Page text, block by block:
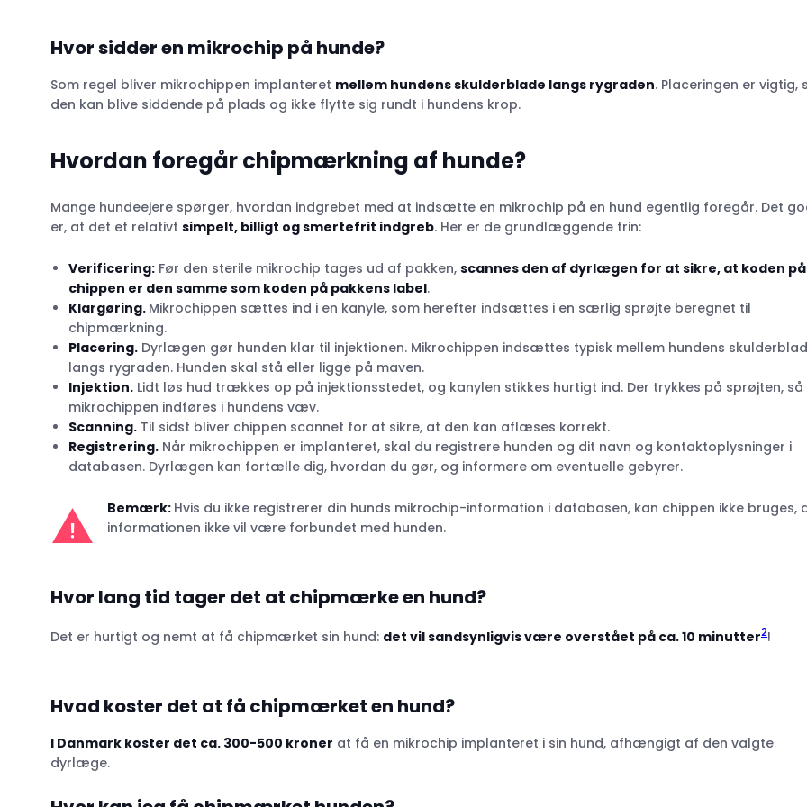
Hvor sidder en mikrochip på hunde?
Som regel bliver mikrochippen implanteret mellem hundens skulderblade langs rygraden. Placeringen er vigtig,
den kan blive siddende på plads og ikke flytte sig rundt i hundens krop.
Hvordan foregår chipmærkning af hunde?
Mange hundeejere spørger, hvordan indgrebet med at indsætte en mikrochip på en hund egentlig foregår. Det
er, at det et relativt simpelt, billigt og smertefrit indgreb. Her er de grundlæggende trin:
Verificering: Før den sterile mikrochip tages ud af pakken, scannes den af dyrlægen for at sikre, at koden på
chippen er den samme som koden på pakkens label.
Klargøring. Mikrochippen sættes ind i en kanyle, som herefter indsættes i en særlig sprøjte beregnet til
chipmærkning.
Placering. Dyrlægen gør hunden klar til injektionen. Mikrochippen indsættes typisk mellem hundens
langs rygraden. Hunden skal stå eller ligge på maven.
Injektion. Lidt løs hud trækkes op på injektionsstedet, og kanylen stikkes hurtigt ind. Der trykkes på sprøjten, så
mikrochippen indføres i hundens væv.
Scanning. Til sidst bliver chippen scannet for at sikre, at den kan aflæses korrekt.
Registrering. Når mikrochippen er implanteret, skal du registrere hunden og dit navn og kontaktoplysninger i
databasen. Dyrlægen kan fortælle dig, hvordan du gør, og informere om eventuelle gebyrer.
Bemærk: Hvis du ikke registrerer din hunds mikrochip-information i databasen, kan chippen ikke bruges,
informationen ikke vil være forbundet med hunden.
Hvor lang tid tager det at chipmærke en hund?
Det er hurtigt og nemt at få chipmærket sin hund: det vil sandsynligvis være overstået på ca. 10 minutter2!
Hvad koster det at få chipmærket en hund?
I Danmark koster det ca. 300-500 kroner at få en mikrochip implanteret i sin hund, afhængigt af den valgte
dyrlæge.